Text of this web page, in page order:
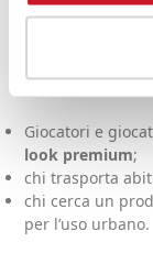
2026?
Giocatori e
look premium;
chi trasporta
chi cerca un
per l’uso urbano.